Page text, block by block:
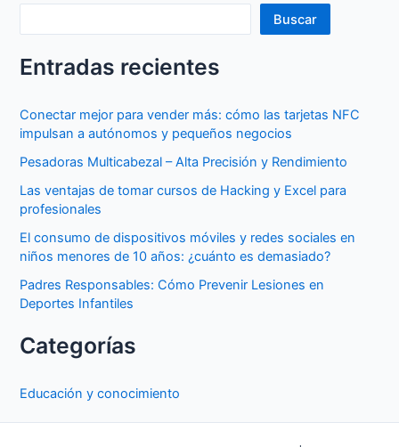
Buscar
Entradas recientes
Conectar mejor para vender más: cómo las tarjetas NFC
impulsan a autónomos y pequeños negocios
Pesadoras Multicabezal – Alta Precisión y Rendimiento
Las ventajas de tomar cursos de Hacking y Excel para
profesionales
El consumo de dispositivos móviles y redes sociales en
niños menores de 10 años: ¿cuánto es demasiado?
Padres Responsables: Cómo Prevenir Lesiones en
Deportes Infantiles
Categorías
Educación y conocimiento